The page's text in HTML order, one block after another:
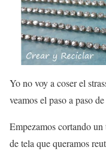
Yo no voy a coser el
veamos el paso a paso
Empezamos cortando
de tela que queramos